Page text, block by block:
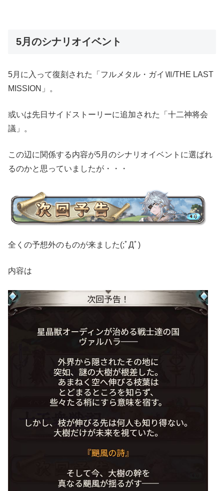
5月のシナリオイベント
5月に入って復刻された「フルメタル・ガイⅦ/THE LAST
MISSION」。
或いは先日サイドストーリーに追加された「十二神将会
議」。
この辺に関係する内容が5月のシナリオイベントに選ばれ
るのかと思っていましたが・・・
全くの予想外のものが来ました(;ﾟДﾟ)
内容は